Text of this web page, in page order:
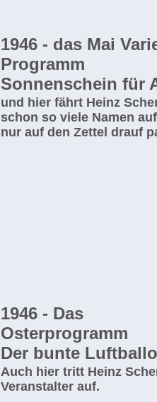
1946 - das Mai
Programm
Sonnenschein für
und hier fährt Heinz
schon so viele Namen
nur auf den Zettel drauf
1946 - Das
Osterprogramm
Der bunte
Auch hier tritt Heinz
Veranstalter auf.